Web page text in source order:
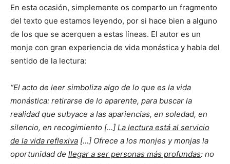
En esta ocasión, simplemente os comparto un fragmento
del texto que estamos leyendo, por si hace bien a alguno
de los que se acerquen a estas líneas. El autor es un
monje con gran experiencia de vida monástica y habla del
sentido de la lectura:
“El acto de leer simboliza algo de lo que es la vida
monástica: retirarse de lo aparente, para buscar la
realidad que subyace a las apariencias, en soledad, en
silencio, en recogimiento […] La lectura está al servicio
de la vida reflexiva […] Ofrece a los monjes y monjas la
oportunidad de llegar a ser personas más profundas: no